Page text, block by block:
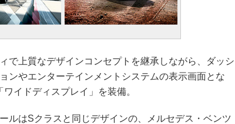
で上質なデザインコンセプトを継承しながら、ダッシ
ンやエンターテインメントシステムの表示画面とな
イドディスプレイ」を装備。
ルはSクラスと同じデザインの、メルセデス・ベンツ